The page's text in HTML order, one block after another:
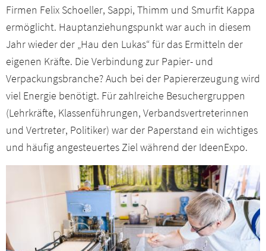
Firmen Felix Schoeller, Sappi, Thimm und Smurfit Kappa
ermöglicht. Hauptanziehungspunkt war auch in diesem
Jahr wieder der „Hau den Lukas“ für das Ermitteln der
eigenen Kräfte. Die Verbindung zur Papier- und
Verpackungsbranche? Auch bei der Papiererzeugung wird
viel Energie benötigt. Für zahlreiche Besuchergruppen
(Lehrkräfte, Klassenführungen, Verbandsvertreterinnen
und Vertreter, Politiker) war der Paperstand ein wichtiges
und häufig angesteuertes Ziel während der IdeenExpo.